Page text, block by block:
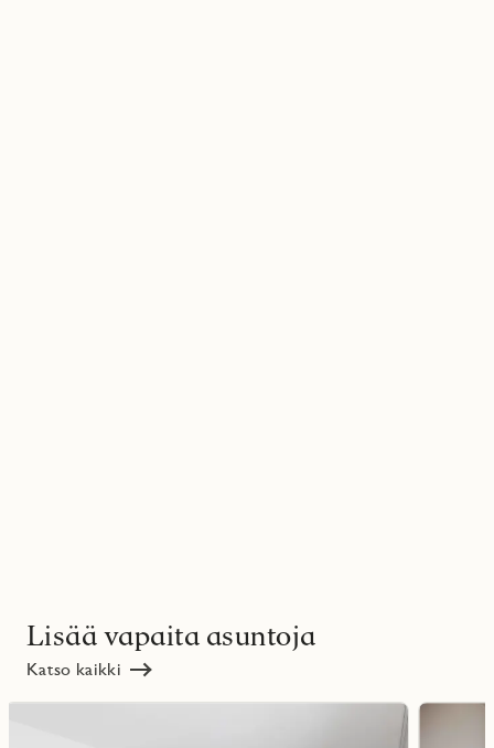
Lisää vapaita asuntoja
Katso kaikki
Lue